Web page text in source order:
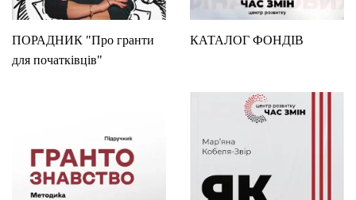
ПОРАДНИК "Про гранти
для початківців"
КАТАЛОГ ФОНДІВ